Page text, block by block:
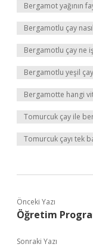
Bergamot yağının
Bergamotlu çay
Bergamotlu çay ne
Bergamotlu yeşil
Bergamotte hangi
Tomurcuk çay ile
Tomurcuk çayı tek
Önceki Yazı
Öğretim
Sonraki Yazı